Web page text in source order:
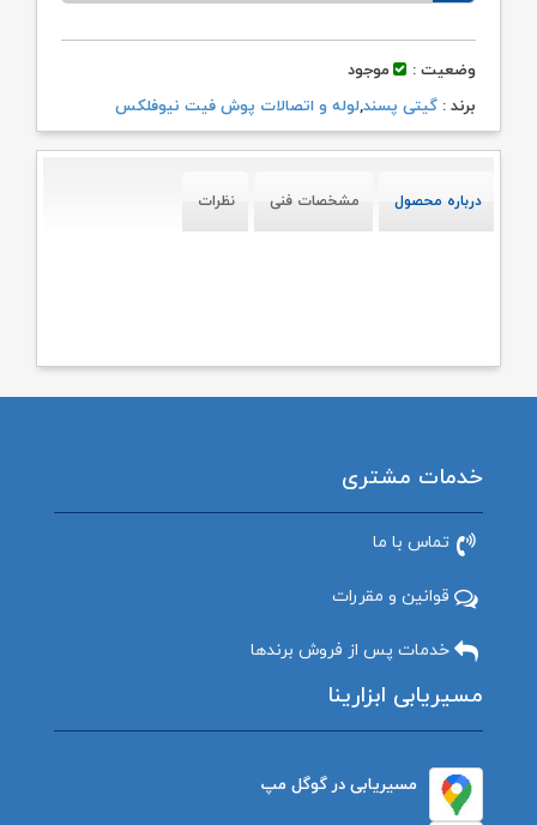
وضعیت :
موجود
برند : گیتی پسند,لوله و اتصالات پوش فیت نیوفلکس
درباره محصول مشخصات فنی نظرات
خدمات مشتری
تماس با ما
قوانین و مقررات
خدمات پس از فروش برندها
مسیریابی ابزارینا
مسیریابی در گوگل مپ